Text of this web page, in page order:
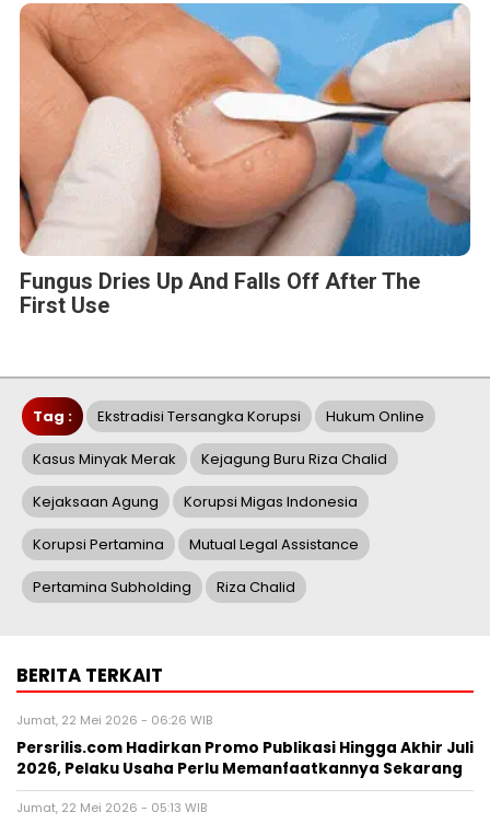
Fungus Dries Up And Falls Off After The
First Use
Tag : Ekstradisi Tersangka Korupsi Hukum Online
Kasus Minyak Merak Kejagung Buru Riza Chalid
Kejaksaan Agung Korupsi Migas Indonesia
Korupsi Pertamina Mutual Legal Assistance
Pertamina Subholding Riza Chalid
BERITA TERKAIT
Jumat, 22 Mei 2026 - 06:26 WIB
Persrilis.com Hadirkan Promo Publikasi Hingga Akhir Juli
2026, Pelaku Usaha Perlu Memanfaatkannya Sekarang
Jumat, 22 Mei 2026 - 05:13 WIB